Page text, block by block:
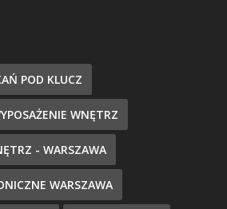
POD KLUCZ
WNĘTRZ
- WARSZAWA
WARSZAWA